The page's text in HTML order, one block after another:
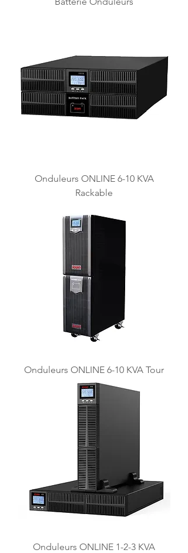
Onduleurs ONLINE 6-10 KVA
Rackable
Onduleurs ONLINE 6-10 KVA Tour
Onduleurs ONLINE 1-2-3 KVA